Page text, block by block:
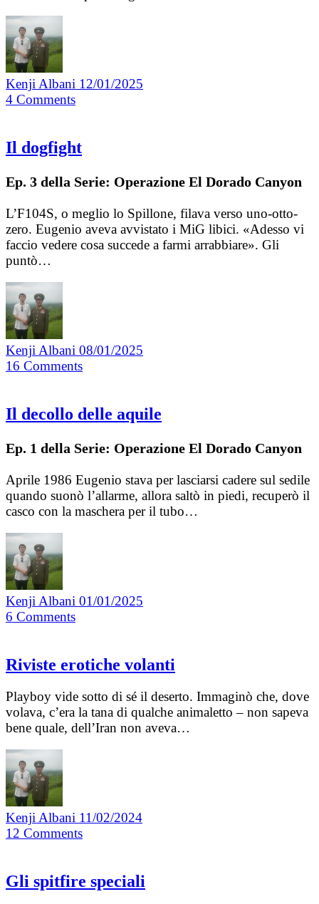
Kenji Albani 12/01/2025
4 Comments
Il dogfight
Ep. 3 della Serie: Operazione El Dorado Canyon
L’F104S, o meglio lo Spillone, filava verso uno-otto-
zero. Eugenio aveva avvistato i MiG libici. «Adesso vi
faccio vedere cosa succede a farmi arrabbiare». Gli
puntò…
Kenji Albani 08/01/2025
16 Comments
Il decollo delle aquile
Ep. 1 della Serie: Operazione El Dorado Canyon
Aprile 1986 Eugenio stava per lasciarsi cadere sul sedile
quando suonò l’allarme, allora saltò in piedi, recuperò il
casco con la maschera per il tubo…
Kenji Albani 01/01/2025
6 Comments
Riviste erotiche volanti
Playboy vide sotto di sé il deserto. Immaginò che, dove
volava, c’era la tana di qualche animaletto – non sapeva
bene quale, dell’Iran non aveva…
Kenji Albani 11/02/2024
12 Comments
Gli spitfire speciali